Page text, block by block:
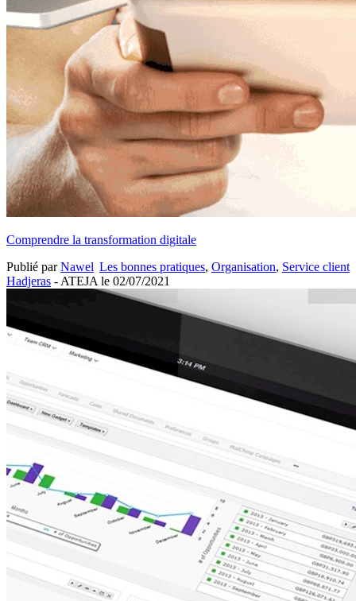
Comprendre la transformation digitale
Les bonnes pratiques, Organisation, Service client
Publié parNawel
Hadjeras - ATEJA le 02/07/2021